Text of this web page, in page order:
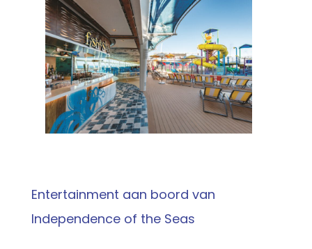
Entertainment aan boord van
Independence of the Seas